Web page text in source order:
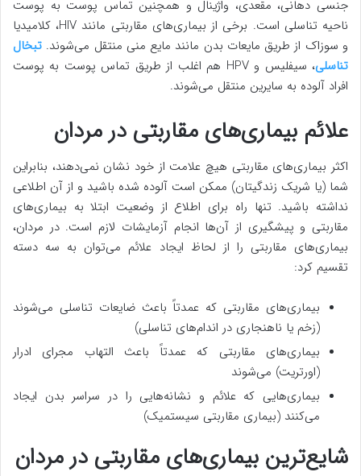
جنسی دهانی، مقعدی، واژینال و همچنین تماس پوست به پوست
ناحیه تناسلی است. برخی از بیماری‌های مقاربتی مانند HIV، کلامیدیا
و سوزاک از طریق مایعات بدن مانند مایع منی منتقل می‌شوند. تبخال
تناسلی
، سیفلیس و HPV هم اغلب از طریق تماس پوست به پوست
افراد آلوده به سایرین منتقل می‌شوند.
علائم بیماری‌های مقاربتی در مردان
اکثر بیماری‌های مقاربتی هیچ علامت از خود نشان نمی‌دهند، بنابراین
شما (یا شریک زندگیتان) ممکن است آلوده شده باشید و از آن اطلاعی
نداشته باشید. تنها راه برای اطلاع از وضعیت ابتلا به بیماری‌های
مقاربتی و پیشگیری از آن‌ها انجام آزمایشات لازم است. در مردان،
بیماری‌های مقاربتی را از لحاظ ایجاد علائم می‌توان به سه دسته
تقسیم کرد:
بیماری‌های مقاربتی که عمدتاً باعث ضایعات تناسلی می‌شوند
(زخم یا ناهنجاری در اندام‌های تناسلی)
بیماری‌های مقاربتی که عمدتاً باعث التهاب مجرای ادرار
(اورتریت) می‌شوند
بیماری‌هایی که علائم و نشانه‌هایی را در سراسر بدن ایجاد
می‌کنند (بیماری مقاربتی سیستمیک)
شایع‌ترین بیماری‌های مقاربتی در مردان